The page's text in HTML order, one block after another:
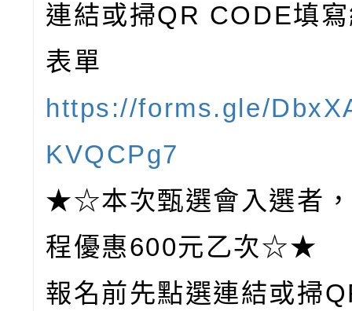
連結或掃QR CODE填
表單
https://forms.gle/
KVQCPg7
★☆本次甄選會入選者
程優惠600元乙次☆★
報名前先點選連結或掃